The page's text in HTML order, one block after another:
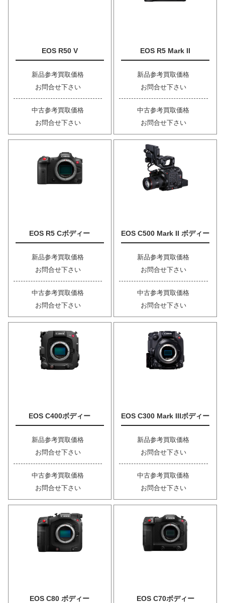
EOS R50 V
新品参考買取価格
お問合せ下さい
中古参考買取価格
お問合せ下さい
EOS R5 Mark II
新品参考買取価格
お問合せ下さい
中古参考買取価格
お問合せ下さい
EOS R5 Cボディー
新品参考買取価格
お問合せ下さい
中古参考買取価格
お問合せ下さい
EOS C500 Mark II ボディー
新品参考買取価格
お問合せ下さい
中古参考買取価格
お問合せ下さい
EOS C400ボディー
新品参考買取価格
お問合せ下さい
中古参考買取価格
お問合せ下さい
EOS C300 Mark IIIボディー
新品参考買取価格
お問合せ下さい
中古参考買取価格
お問合せ下さい
EOS C80 ボディー EOS C70ボディー